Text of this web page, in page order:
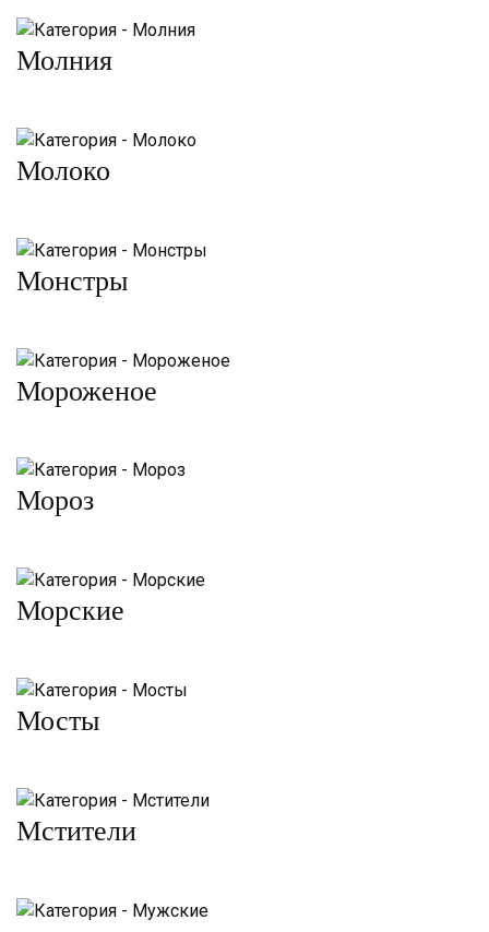
Молния
Молоко
Монстры
Мороженое
Мороз
Морские
Мосты
Мстители